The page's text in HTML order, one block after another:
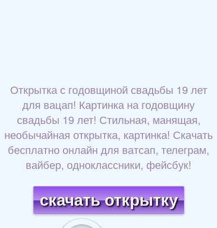
Открытка с годовщиной свадьбы 19 лет
для вацап! Картинка на годовщину
свадьбы 19 лет! Стильная, манящая,
необычайная открытка, картинка! Скачать
бесплатно онлайн для ватсап, телеграм,
вайбер, одноклассники, фейсбук!
скачать открытку